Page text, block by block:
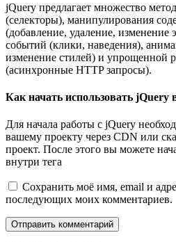
jQuery предлагает множество
(селекторы), манипулирования
(добавление, удаление, изменение
событий (клики, наведения),
изменение стилей) и упрощенной
(асинхронные HTTP запросы).
Как начать использовать jQuery
Для начала работы с jQuery
вашему проекту через CDN или
проект. После этого вы можете
внутри тега
Сохранить моё имя, email и
последующих моих комментариев.